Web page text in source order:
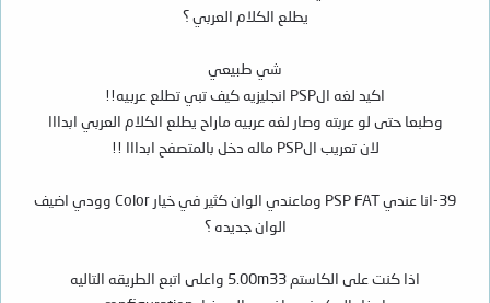
يطلع الكلام العربي ؟
شي طبيعي
اكيد لغه الPSP انجليزيه كيف تبي تطلع عربيه!!
وطبعا حتى لو عربته وصار لغه عربيه ماراح يطلع الكلام العربي ابدااا
لان تعريب الPSP ماله دخل بالمتصفح ابدااا !!
39-انا عندي PSP FAT وماعندي الوان كثير في خيار Color وودي اضيف
الوان جديده ؟
اذا كنت على الكاستم 5.00m33 واعلى اتبع الطريقه التاليه